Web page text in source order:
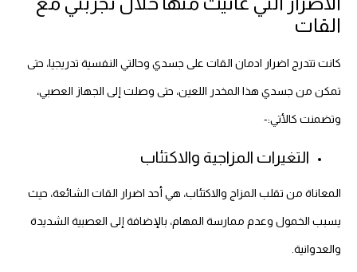
القات
كانت تتدرج اضرار ادمان القات على جسدي وحالتي النفسية تدريجيا، حتى
تمكن من جسدي هذا المخدر اللعين، حتى وصلت إلى الجهاز العصبي،
وتضمنت كالأتي:-
التغيرات المزاجية والاكتئاب
المعاناة من تقلب المزاج والاكتئاب، هي أحد اضرار القات الشائعة، حيث
يسبب الخمول وعدم ممارسة المهام، بالإضافة إلى العصبية الشديدة
والعدوانية.